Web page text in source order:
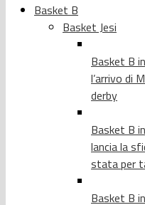
Basket B
Basket Jesi
Basket B
l’arrivo di
derby
Basket B
lancia la
stata per
Basket B